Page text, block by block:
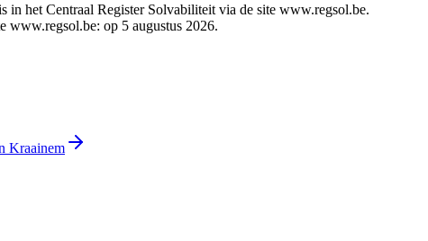
in het Centraal Register Solvabiliteit via de site www.regsol.be.
www.regsol.be: op 5 augustus 2026.
Kraainem